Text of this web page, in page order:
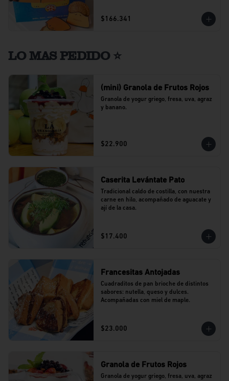
Al Agua Patos.
$166.341
LO MAS PEDIDO ⭐
(mini) Granola de Frutos Rojos
Granola de yogur griego, fresa, uva, agraz
y banano.
$22.900
Caserita Levántate Pato
Tradicional caldo de costilla, con nuestra
carne en hilo, acompañado de aguacate y
ají de la casa.
$17.400
Francesitas Antojadas
Cuadraditos de pan brioche de distintos
sabores: nutella, queso y dulces.
Acompañadas con miel de maple.
$23.000
Granola de Frutos Rojos
Granola de yogur griego, fresa, uva, agraz